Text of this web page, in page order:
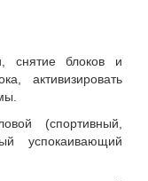
снятие блоков и
активизировать
(спортивный,
успокаивающий